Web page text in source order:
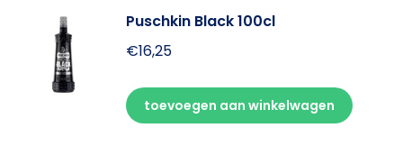
Puschkin Black 100cl
€16,25
toevoegen aan winkelwagen